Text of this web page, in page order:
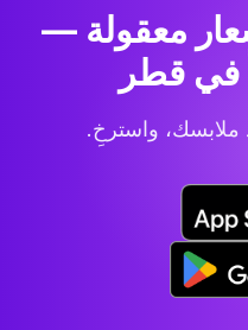
معقولة —
في قطر
ملابسك، واسترخِ.